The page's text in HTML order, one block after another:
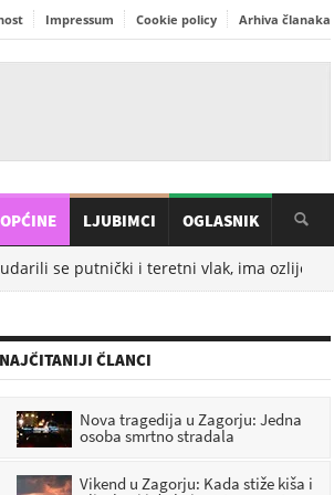
Impressum Cookie policy Arhiva članaka
LJUBIMCI OGLASNIK
se putnički i teretni vlak, ima ozlijeđenih
NAJČITANIJI ČLANCI
Nova tragedija u Zagorju: Jedna
osoba smrtno stradala
Vikend u Zagorju: Kada stiže kiša i